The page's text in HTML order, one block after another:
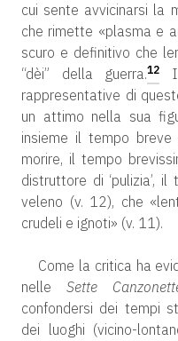
cui sente avvicinarsi la
che rimette «plasma e
scuro e definitivo che
“dèi” della guerra.12
I
rappresentative di
un attimo nella sua
insieme il tempo breve
morire, il tempo
distruttore di ‘pulizia’, il
veleno (v. 12), che
crudeli e ignoti» (v. 11).
Come la critica ha
nelle Sette
confondersi dei tempi
dei luoghi (vicino-